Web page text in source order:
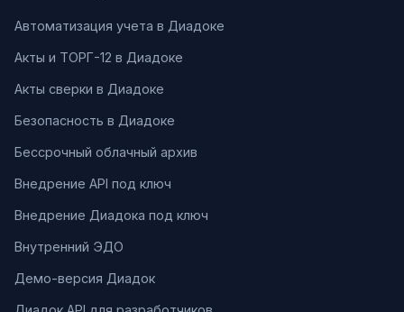
Автоматизация учета в Диадоке
Акты и ТОРГ-12 в Диадоке
Акты сверки в Диадоке
Безопасность в Диадоке
Бессрочный облачный архив
Внедрение API под ключ
Внедрение Диадока под ключ
Внутренний ЭДО
Демо-версия Диадок